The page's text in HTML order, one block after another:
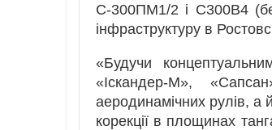
С-300ПМ1/2 і С300В4
інфраструктуру в
«Будучи
«Іскандер-М»,
аеродинамічних рулів, а
корекції в площинах